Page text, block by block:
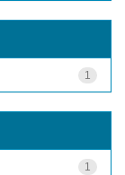
1
1